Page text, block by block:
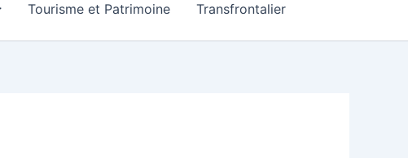
Tourisme et Patrimoine
Transfrontalier